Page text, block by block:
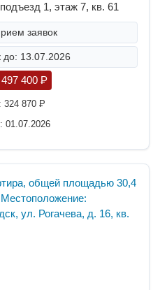
1, этаж 7, кв. 61
заявок
до: 13.07.2026
400 P
324 870 P
01.07.2026